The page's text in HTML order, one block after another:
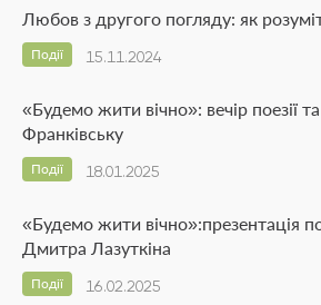
Любов з другого погляду: як
15.11.2024
Події
«Будемо жити вічно»: вечір поезії
Франківську
18.01.2025
Події
«Будемо жити вічно»:презентація
Дмитра Лазуткіна
16.02.2025
Події